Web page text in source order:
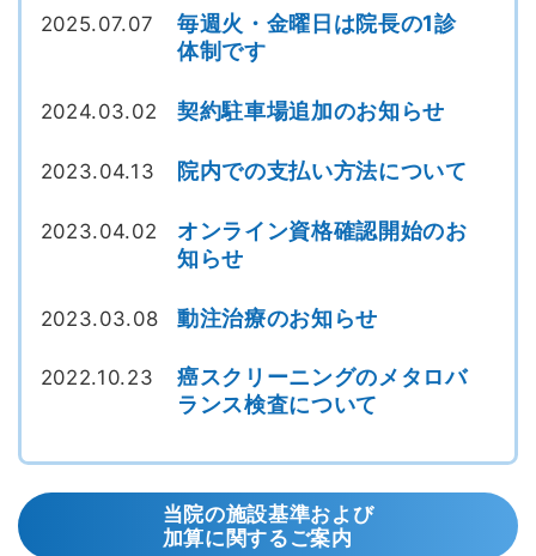
2025.07.07
毎週火・金曜日は院長の1診
体制です
2024.03.02 契約駐車場追加のお知らせ
2023.04.13 院内での支払い方法について
2023.04.02
オンライン資格確認開始のお
知らせ
2023.03.08 動注治療のお知らせ
2022.10.23
癌スクリーニングのメタロバ
ランス検査について
当院の施設基準および
加算に関するご案内